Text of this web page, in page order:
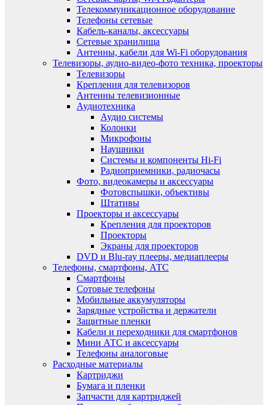
Телекоммуникационное оборудование
Телефоны сетевые
Кабель-каналы, аксессуары
Сетевые хранилища
Антенны, кабели для Wi-Fi оборудования
Телевизоры, аудио-видео-фото техника, проекторы
Телевизоры
Крепления для телевизоров
Антенны телевизионные
Аудиотехника
Аудио системы
Колонки
Микрофоны
Наушники
Системы и компоненты Hi-Fi
Радиоприемники, радиочасы
Фото, видеокамеры и аксессуары
Фотовспышки, объективы
Штативы
Проекторы и аксессуары
Крепления для проекторов
Проекторы
Экраны для проекторов
DVD и Blu-ray плееры, медиаплееры
Телефоны, смартфоны, АТС
Смартфоны
Сотовые телефоны
Мобильные аккумуляторы
Зарядные устройства и держатели
Защитные пленки
Кабели и переходники для смартфонов
Мини АТС и аксессуары
Телефоны аналоговые
Расходные материалы
Картриджи
Бумага и пленки
Запчасти для картриджей